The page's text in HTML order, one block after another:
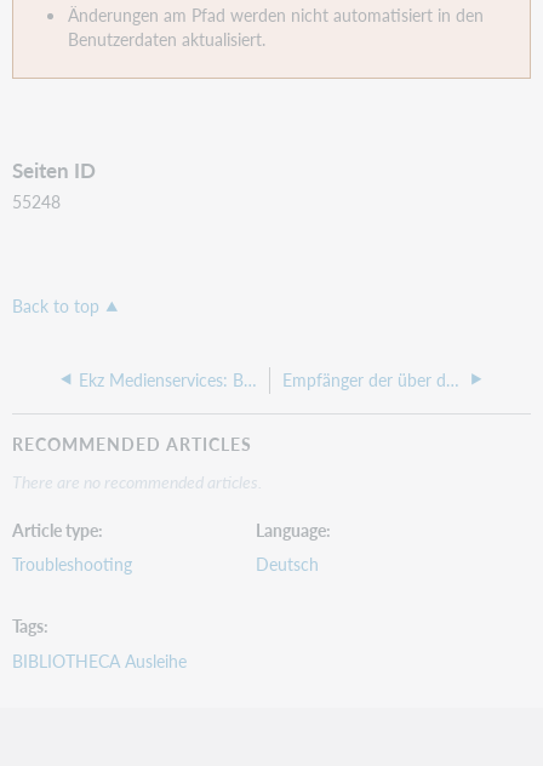
Änderungen am Pfad werden nicht automatisiert in den
Benutzerdaten aktualisiert.
Seiten ID
55248
Back to top
Ekz Medienservices: Bestellung ausgeführt, aber Daten nicht in BIBLIOTHECAnext eingepflegt Empfänger der über das InterlibraryLoan-Modul getätigten Fernleihanfragen
RECOMMENDED ARTICLES
There are no recommended articles.
Article type
Troubleshooting
Language
Deutsch
Tags
BIBLIOTHECA Ausleihe